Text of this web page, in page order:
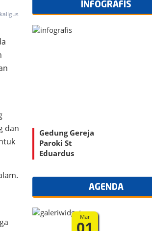
dan
INFOGRAFIS
Gedung Gereja
Paroki St
Eduardus
AGENDA
Mar